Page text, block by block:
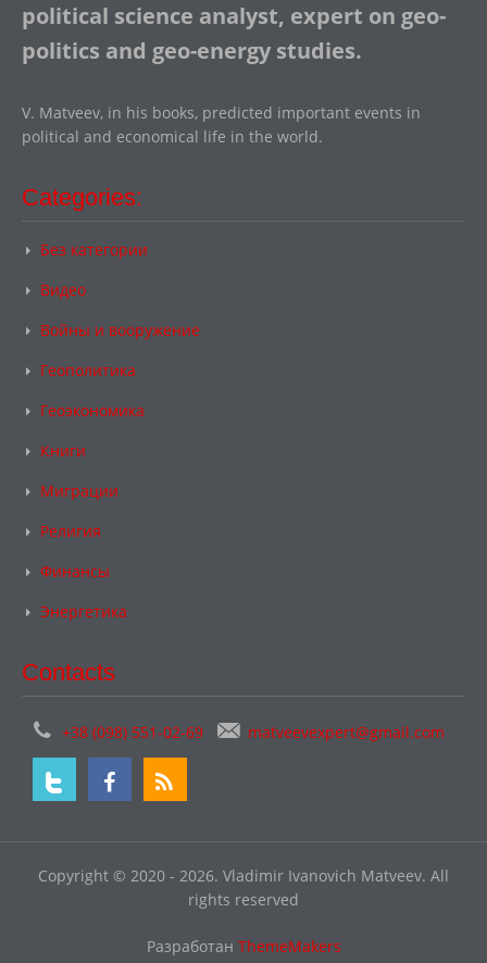
political science analyst, expert on geo-
politics and geo-energy studies.
V. Matveev, in his books, predicted important events in
political and economical life in the world.
Categories:
Без категории
Видео
Войны и вооружение
Геополитика
Геоэкономика
Книги
Миграции
Религия
Финансы
Энергетика
Contacts
+38 (098) 551-02-69 matveevexpert@gmail.com
Copyright © 2020 - 2026. Vladimir Ivanovich Matveev. All
rights reserved
Разработан ThemeMakers